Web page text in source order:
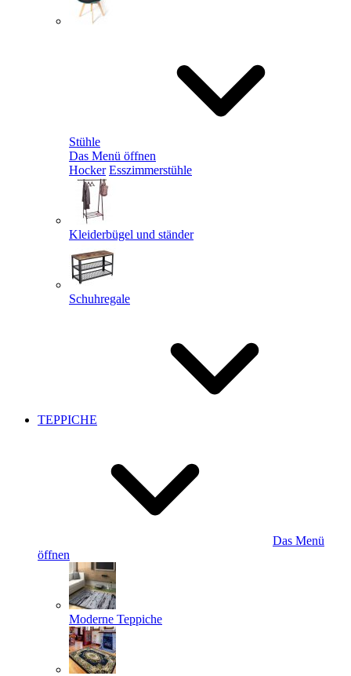
Stühle
Das Menü öffnen
Hocker Esszimmerstühle
Kleiderbügel und ständer
Schuhregale
TEPPICHE
Das Menü
öffnen
Moderne Teppiche